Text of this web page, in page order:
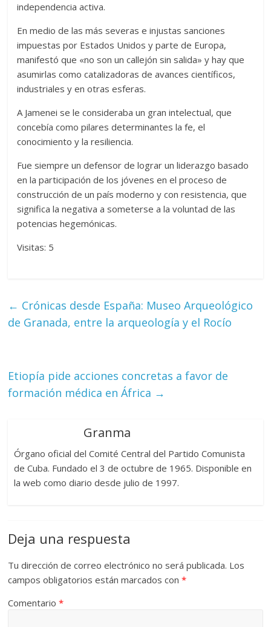
independencia activa.
En medio de las más severas e injustas sanciones
impuestas por Estados Unidos y parte de Europa,
manifestó que «no son un callejón sin salida» y hay que
asumirlas como catalizadoras de avances científicos,
industriales y en otras esferas.
A Jamenei se le consideraba un gran intelectual, que
concebía como pilares determinantes la fe, el
conocimiento y la resiliencia.
Fue siempre un defensor de lograr un liderazgo basado
en la participación de los jóvenes en el proceso de
construcción de un país moderno y con resistencia, que
significa la negativa a someterse a la voluntad de las
potencias hegemónicas.
Visitas: 5
← Crónicas desde España: Museo Arqueológico
de Granada, entre la arqueología y el Rocío
Etiopía pide acciones concretas a favor de
formación médica en África →
Granma
Órgano oficial del Comité Central del Partido Comunista
de Cuba. Fundado el 3 de octubre de 1965. Disponible en
la web como diario desde julio de 1997.
Deja una respuesta
Tu dirección de correo electrónico no será publicada. Los
campos obligatorios están marcados con*
Comentario*